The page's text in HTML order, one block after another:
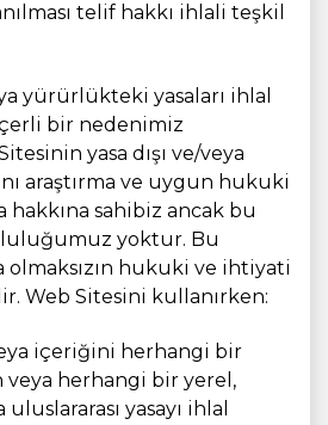
telif hakkı ihlali teşkil
yürürlükteki yasaları ihlal
bir nedenimiz
yasa dışı ve/veya
araştırma ve uygun hukuki
hakkına sahibiz ancak bu
yoktur. Bu
olmaksızın hukuki ve ihtiyati
Web Sitesini kullanırken:
içeriğini herhangi bir
veya herhangi bir yerel,
yasayı ihlal